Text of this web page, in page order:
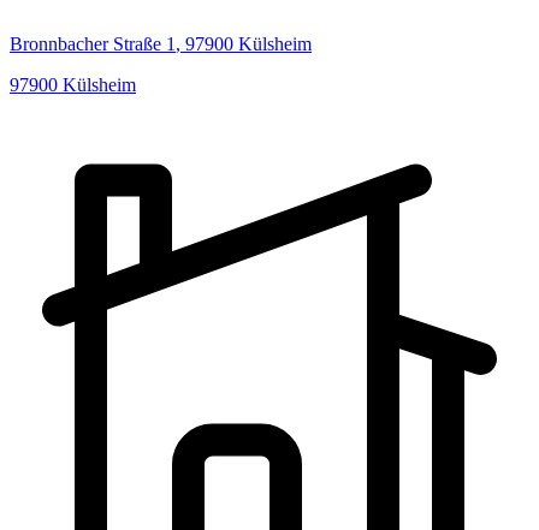
Bronnbacher Straße 1 , 97900 Külsheim
97900 Külsheim